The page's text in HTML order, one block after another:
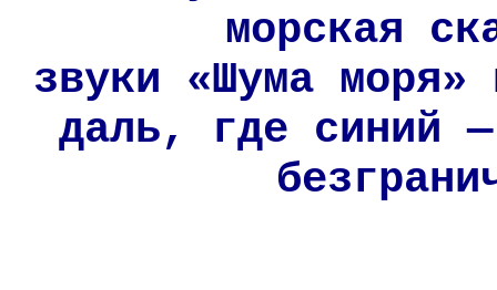
морская
звуки «Шума моря»
даль, где синий